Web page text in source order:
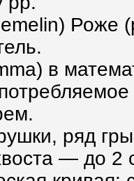
Роже
в
ряд
— до 2